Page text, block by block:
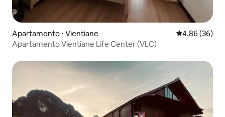
Apartamento ⋅ Vientiane 4,86 de uma
4,86 (36)
Apartamento Vientiane Life Center (VLC)